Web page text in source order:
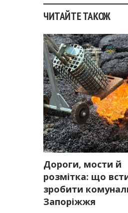
ЧИТАЙТЕ ТАКОЖ
Дороги, мости й
розмітка: що
зробити
Запоріжжя